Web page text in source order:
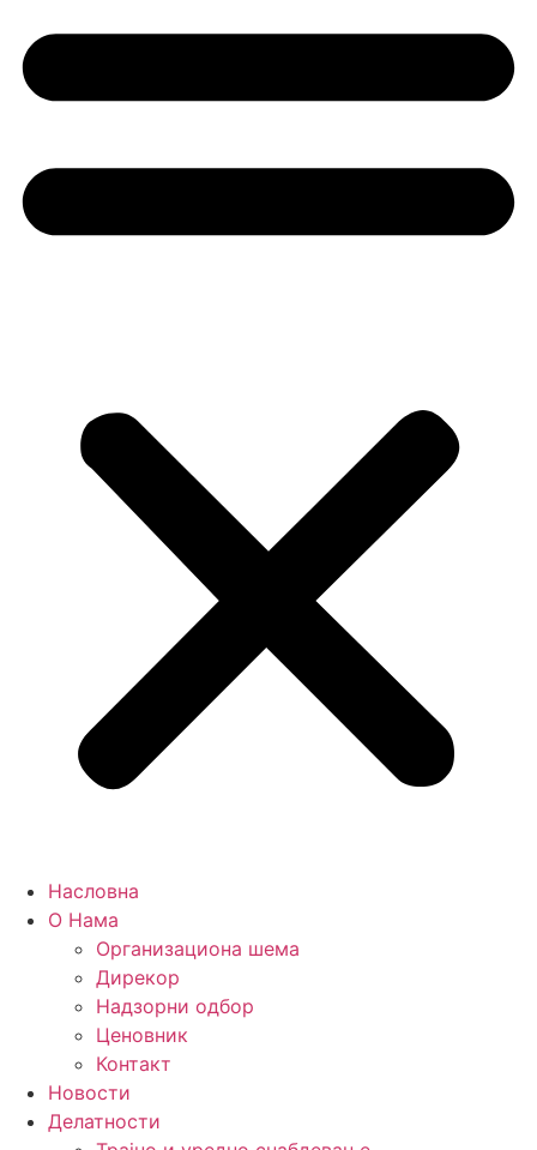
Насловна
О Нама
Организациона шема
Дирекор
Надзорни одбор
Ценовник
Контакт
Новости
Делатности